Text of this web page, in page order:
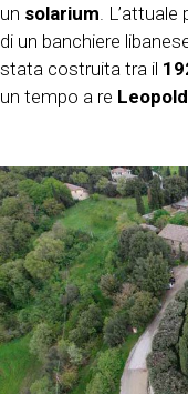
un solarium. L’attuale
di un banchiere
stata costruita tra il
un tempo a re